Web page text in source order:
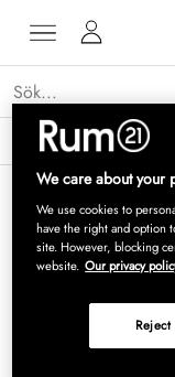
Få 15 % rabatt på
We care about your
We use cookies to
have the right and option
site. However, blocking
website. Our privacy